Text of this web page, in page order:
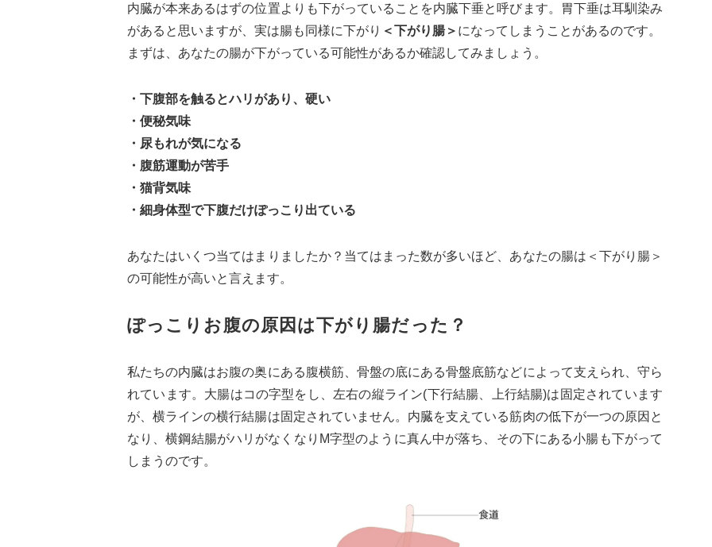
内臓が本来あるはずの位置よりも下がっていることを内臓下垂と呼びます。胃下垂は耳馴染み
があると思いますが、実は腸も同様に下がり ＜下がり腸＞ になってしまうことがあるのです。
まずは、あなたの腸が下がっている可能性があるか確認してみましょう。
・下腹部を触るとハリがあり、硬い
・ 便秘気味
・ 尿もれが気になる
・ 腹筋運動が苦手
・ 猫背気味
・ 細身体型で下腹だけぽっこり出ている
あなたはいくつ当てはまりましたか？当てはまった数が多いほど、あなたの腸は＜下がり腸＞
の可能性が高いと言えます。
ぽっこりお腹の原因は下がり腸だった？
私たちの内臓はお腹の奥にある腹横筋、骨盤の底にある骨盤底筋などによって支えられ、守ら
れています。大腸はコの字型をし、左右の縦ライン(下行結腸、上行結腸)は固定されています
が、横ラインの横行結腸は固定されていません。内臓を支えている筋肉の低下が一つの原因と
なり、横鋼結腸がハリがなくなりM字型のように真ん中が落ち、その下にある小腸も下がって
しまうのです。